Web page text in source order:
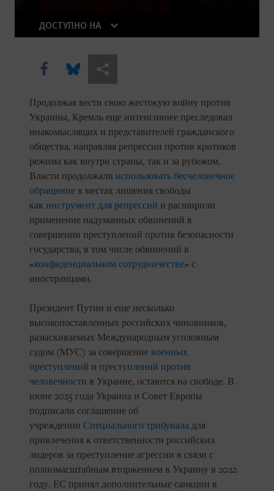
ДОСТУПНО НА
Share this via Facebook
Share this via Bluesky
Share this via Поделиться
Продолжая вести свою жестокую войну против
Украины, Кремль еще интенсивнее преследовал
инакомыслящих и представителей гражданского
общества, направляя репрессии против критиков
режима как внутри страны, так и за рубежом.
Власти продолжали использовать бесчеловечное
обращение в местах лишения свободы
как инструмент для репрессий и расширили
применение надуманных обвинений в
совершении преступлений против безопасности
государства, в том числе обвинений в
«конфиденциальном сотрудничестве» с
иностранцами.
Президент Путин и еще несколько
высокопоставленных российских чиновников,
разыскиваемых Международным уголовным
судом (МУС) за совершение военных
преступлений и преступлений против
человечности в Украине, остаются на свободе. В
июне 2025 года Украина и Совет Европы
подписали соглашение об
учреждении Специального трибунала для
привлечения к ответственности российских
лидеров за преступление агрессии в связи с
полномасштабным вторжением в Украину в 2022
году. ЕС принял дополнительные санкции в